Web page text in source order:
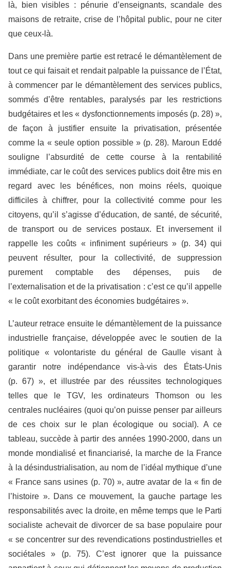
là, bien visibles : pénurie d’enseignants, scandale des
maisons de retraite, crise de l’hôpital public, pour ne citer
que ceux-là.
Dans une première partie est retracé le démantèlement de
tout ce qui faisait et rendait palpable la puissance de l’État,
à commencer par le démantèlement des services publics,
sommés d’être rentables, paralysés par les restrictions
budgétaires et les « dysfonctionnements imposés (p. 28) »,
de façon à justifier ensuite la privatisation, présentée
comme la « seule option possible » (p. 28). Maroun Eddé
souligne l’absurdité de cette course à la rentabilité
immédiate, car le coût des services publics doit être mis en
regard avec les bénéfices, non moins réels, quoique
difficiles à chiffrer, pour la collectivité comme pour les
citoyens, qu’il s’agisse d’éducation, de santé, de sécurité,
de transport ou de services postaux. Et inversement il
rappelle les coûts « infiniment supérieurs » (p. 34) qui
peuvent résulter, pour la collectivité, de suppression
purement comptable des dépenses, puis de
l’externalisation et de la privatisation : c’est ce qu’il appelle
« le coût exorbitant des économies budgétaires ».
L’auteur retrace ensuite le démantèlement de la puissance
industrielle française, développée avec le soutien de la
politique « volontariste du général de Gaulle visant à
garantir notre indépendance vis-à-vis des États-Unis
(p. 67) », et illustrée par des réussites technologiques
telles que le TGV, les ordinateurs Thomson ou les
centrales nucléaires (quoi qu’on puisse penser par ailleurs
de ces choix sur le plan écologique ou social). A ce
tableau, succède à partir des années 1990-2000, dans un
monde mondialisé et financiarisé, la marche de la France
à la désindustrialisation, au nom de l’idéal mythique d’une
« France sans usines (p. 70) », autre avatar de la « fin de
l’histoire ». Dans ce mouvement, la gauche partage les
responsabilités avec la droite, en même temps que le Parti
socialiste achevait de divorcer de sa base populaire pour
« se concentrer sur des revendications postindustrielles et
sociétales » (p. 75). C’est ignorer que la puissance